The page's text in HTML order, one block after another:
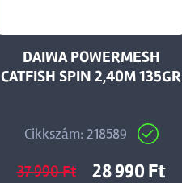
DAIWA POWERMESH
CATFISH SPIN 2,40M 135GR
Cikkszám: 218589
37 990 Ft 28 990 Ft